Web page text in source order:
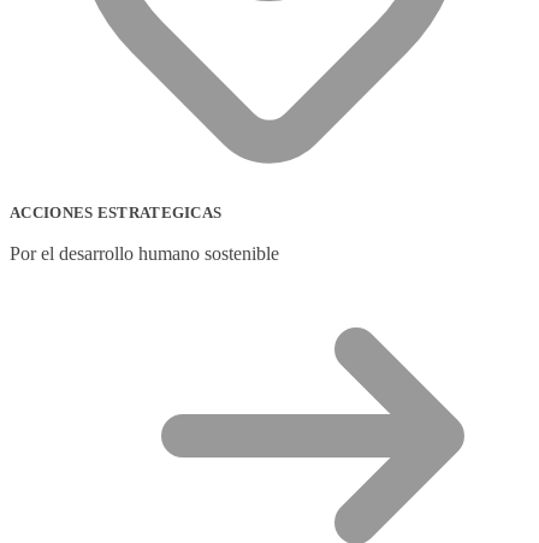
ACCIONES ESTRATEGICAS
Por el desarrollo humano sostenible